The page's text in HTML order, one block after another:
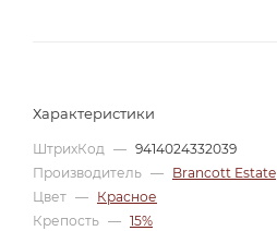
Характеристики
ШтрихКод — 9414024332039
Производитель — Brancott Estate
Цвет — Красное
Крепость — 15%